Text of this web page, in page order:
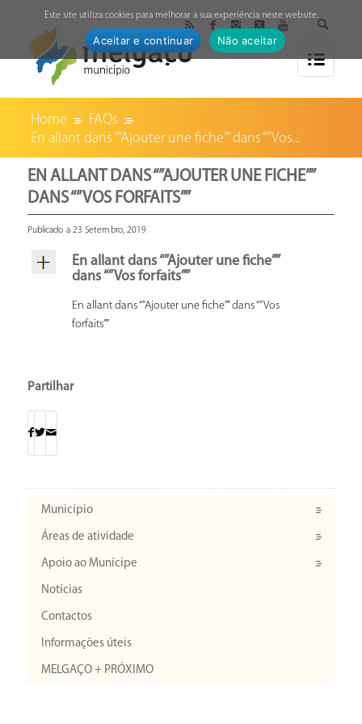
Home
FAQs
En allant dans “”Ajouter une fiche”” dans “”Vos...
EN ALLANT DANS “”AJOUTER UNE FICHE””
DANS “”VOS FORFAITS””
Publicado a 23 Setembro, 2019
En allant dans “”Ajouter une fiche””
dans “”Vos forfaits””
En allant dans “”Ajouter une fiche”” dans “”Vos
forfaits””
Partilhar
Município
Áreas de atividade
Apoio ao Munícipe
Notícias
Contactos
Informações úteis
MELGAÇO + PRÓXIMO
Este site utiliza cookies para melhorar a sua experiência neste website.
Aceitar e continuar Não aceitar